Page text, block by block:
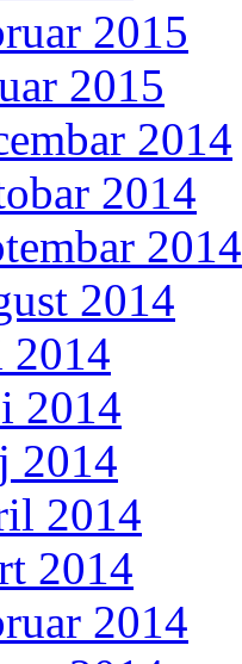
2015
2015
2014
2014
2014
2014
2014
2014
2014
2014
2014
2014